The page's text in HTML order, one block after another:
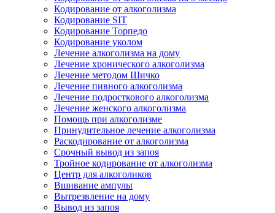
Кодирование от алкоголизма
Кодирование SIT
Кодирование Торпедо
Кодирование уколом
Лечение алкоголизма на дому
Лечение хронического алкоголизма
Лечение методом Шичко
Лечение пивного алкоголизма
Лечение подросткового алкоголизма
Лечение женского алкоголизма
Помощь при алкоголизме
Принудительное лечение алкоголизма
Раскодирование от алкоголизма
Срочный вывод из запоя
Тройное кодирование от алкоголизма
Центр для алкоголиков
Вшивание ампулы
Вытрезвление на дому
Вывод из запоя